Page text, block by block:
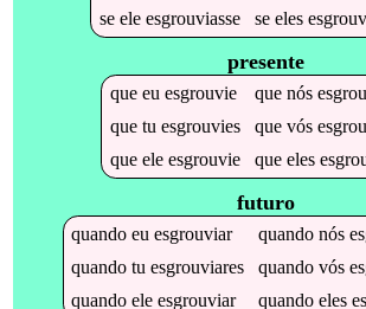
se ele esgrouviasse se eles
presente
que eu esgrouvie que nós
que tu esgrouvies que vós
que ele esgrouvie que eles
futuro
quandoeuesgrouviar quandonós
quandotuesgrouviares quandovós
quandoeleesgrouviar quandoeles